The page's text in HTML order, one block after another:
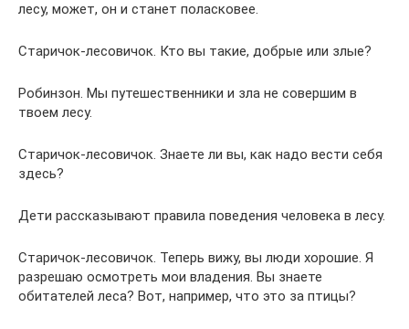
лесу, может, он и станет поласковее.
Старичок-лесовичок. Кто вы такие, добрые или злые?
Робинзон. Мы путешественники и зла не совершим в
твоем лесу.
Старичок-лесовичок. Знаете ли вы, как надо вести себя
здесь?
Дети рассказывают правила поведения человека в лесу.
Старичок-лесовичок. Теперь вижу, вы люди хорошие. Я
разрешаю осмотреть мои владения. Вы знаете
обитателей леса? Вот, например, что это за птицы?